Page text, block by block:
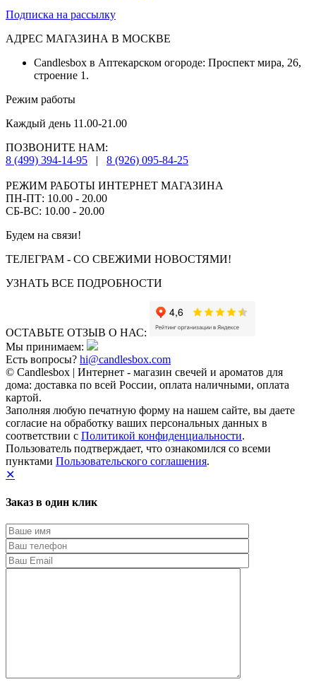
Подписка на рассылку
АДРЕС МАГАЗИНА В МОСКВЕ
Candlesbox в Аптекарском огороде: Проспект мира, 26,
строение 1.
Режим работы
Каждый день 11.00-21.00
ПОЗВОНИТЕ НАМ:
8 (499) 394-14-95
| 8 (926) 095-84-25
РЕЖИМ РАБОТЫ ИНТЕРНЕТ МАГАЗИНА
ПН-ПТ: 10.00 - 20.00
СБ-ВС: 10.00 - 20.00
Будем на связи!
ТЕЛЕГРАМ - СО СВЕЖИМИ НОВОСТЯМИ!
УЗНАТЬ ВСЕ ПОДРОБНОСТИ
ОСТАВЬТЕ ОТЗЫВ О НАС:
Мы принимаем:
Есть вопросы? hi@candlesbox.com
© Candlesbox | Интернет - магазин свечей и ароматов для
дома: доставка по всей России, оплата наличными, оплата
картой.
Заполняя любую печатную форму на нашем сайте, вы даете
согласие на обработку ваших персональных данных в
соответствии с Политикой конфиденциальности.
Пользователь подтверждает, что ознакомился со всеми
пунктами Пользовательского соглашения.
✕
Заказ в один клик